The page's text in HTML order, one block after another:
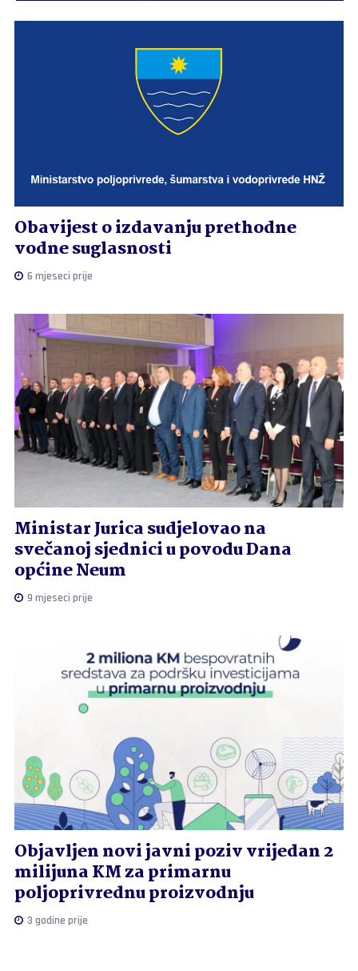
Obavijest o izdavanju prethodne
vodne suglasnosti
6 mjeseci prije
Ministar Jurica sudjelovao na
svečanoj sjednici u povodu Dana
općine Neum
9 mjeseci prije
Objavljen novi javni poziv vrijedan 2
milijuna KM za primarnu
poljoprivrednu proizvodnju
3 godine prije